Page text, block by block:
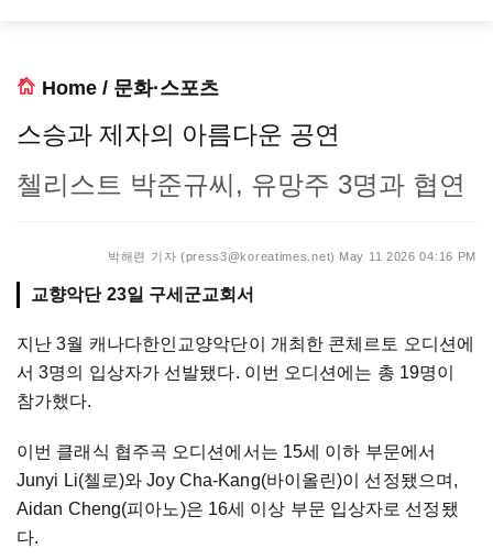
Home / 문화·스포츠
스승과 제자의 아름다운 공연
첼리스트 박준규씨, 유망주 3명과 협연
박해련 기자 (press3@koreatimes.net) May 11 2026 04:16 PM
교향악단 23일 구세군교회서
지난 3월 캐나다한인교양악단이 개최한 콘체르토 오디션에
서 3명의 입상자가 선발됐다. 이번 오디션에는 총 19명이
참가했다.
이번 클래식 협주곡 오디션에서는 15세 이하 부문에서
Junyi Li(첼로)와 Joy Cha-Kang(바이올린)이 선정됐으며,
Aidan Cheng(피아노)은 16세 이상 부문 입상자로 선정됐
다.